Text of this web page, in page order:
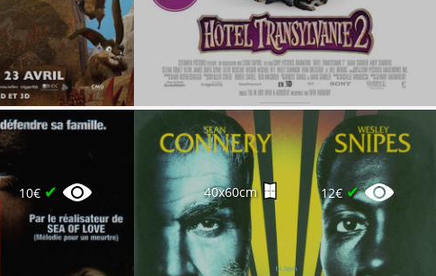
10€ ✔ 40x60cm 12€ ✔